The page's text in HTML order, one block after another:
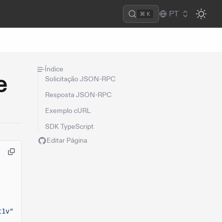
⌘ K PT
Índice
Solicitação JSON-RPC
Resposta JSON-RPC
Exemplo cURL
SDK TypeScript
Editar Página